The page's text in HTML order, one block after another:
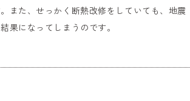
また、せっかく断熱改修をしていても、地震
果になってしまうのです。